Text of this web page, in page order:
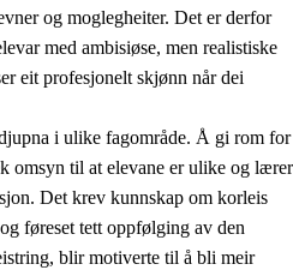
opplæring
og skole
og arbeidsliv
skoleutvikling
og moglegheiter. Det er derfor
med ambisiøse, men realistiske
eit profesjonelt skjønn når dei
i ulike fagområde. Å gi rom for
omsyn til at elevane er ulike og lærer
Det krev kunnskap om korleis
føreset tett oppfølging av den
blir motiverte til å bli meir